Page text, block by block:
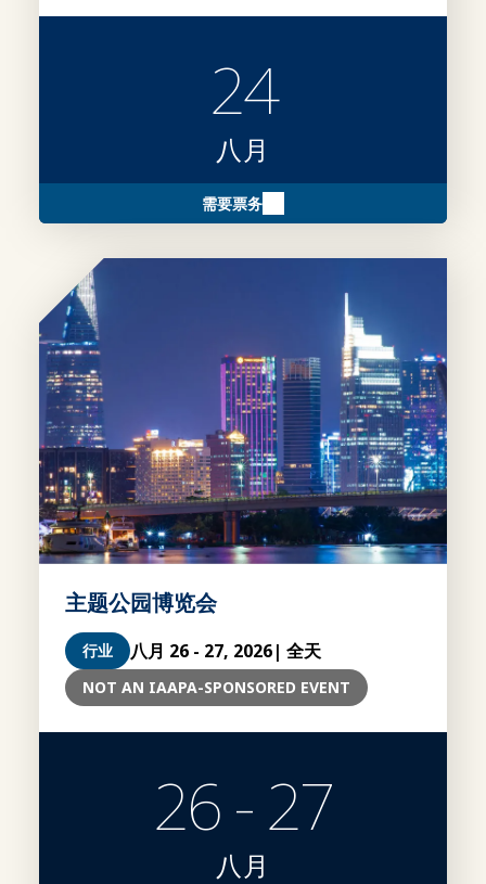
24
八月
需要票务
主题公园博览会
行业 八月 26 - 27, 2026| 全天
NOT AN IAAPA-SPONSORED EVENT
26 - 27
八月